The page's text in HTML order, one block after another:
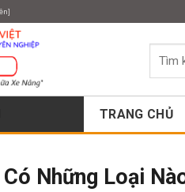
Tìm
TRANG CHỦ
Những Loại